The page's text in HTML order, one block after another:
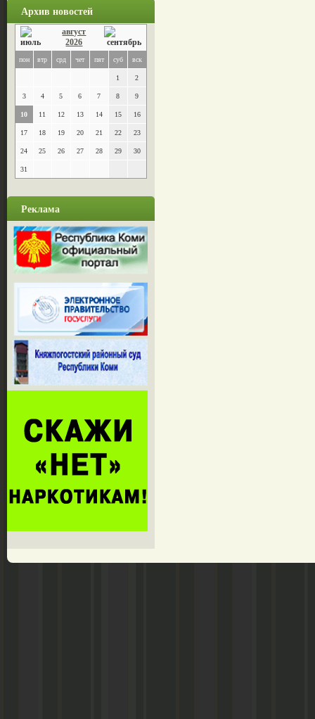
Архив новостей
август
2026
пон втр срд чет пят суб вск
1 2
3 4 5 6 7 8 9
10 11 12 13 14 15 16
17 18 19 20 21 22 23
24 25 26 27 28 29 30
31
Реклама